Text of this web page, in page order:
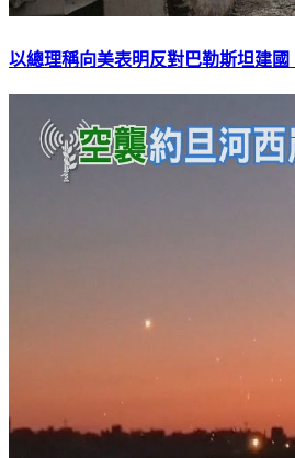
以總理稱向美表明反對巴勒斯坦建國